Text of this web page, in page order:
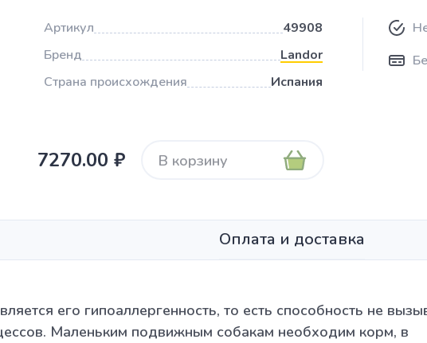
Артикул
49908
Бренд
Landor
Страна происхождения
Испания
7270.00 ₽ В корзину
Оплата и доставка
его гипоаллергенность, то есть способность не
Маленьким подвижным собакам необходим корм, в